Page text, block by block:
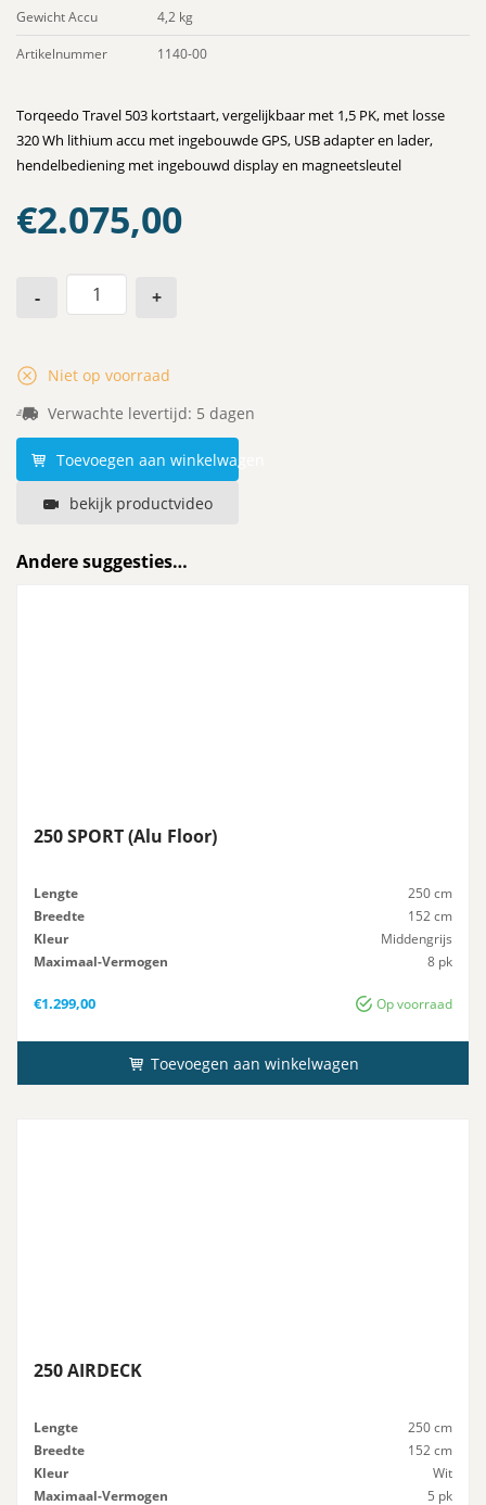
Gewicht Accu
4,2 kg
Artikelnummer
1140-00
Torqeedo Travel 503 kortstaart, vergelijkbaar met 1,5 PK, met losse
320 Wh lithium accu met ingebouwde GPS, USB adapter en lader,
hendelbediening met ingebouwd display en magneetsleutel
€2.075,00
- +
Niet op voorraad
Verwachte levertijd: 5 dagen
Toevoegen aan winkelwagen
bekijk productvideo
Andere suggesties…
250 SPORT (Alu Floor)
Lengte
250 cm
Breedte
152 cm
Kleur
Middengrijs
Maximaal-Vermogen
8 pk
Op voorraad
€1.299,00
Toevoegen aan winkelwagen
250 AIRDECK
Lengte
250 cm
Breedte
152 cm
Kleur
Wit
Maximaal-Vermogen
5 pk